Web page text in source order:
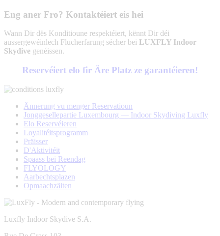
Eng aner Fro? Kontaktéiert eis hei
Wann Dir dës Konditioune respektéiert, kënnt Dir déi
aussergewéinlech Flucherfarung sécher bei LUXFLY Indoor
Skydive genéissen.
Reservéiert elo fir Äre Platz ze garantéieren!
Ännerung vu menger Reservatioun
Jonggesellepartie Luxembourg — Indoor Skydiving Luxfly
Elo Reservéieren
Loyalitéitsprogramm
Präisser
D'Aktivitéit
Spaass bei Reendag
FLYOLOGY
Aarbechtsplazen
Opmaachzäiten
Luxfly Indoor Skydive S.A.